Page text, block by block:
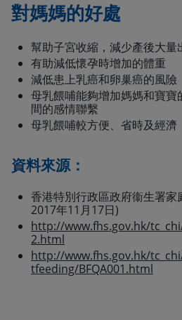
對媽媽的好處
幫助子宮收縮，減少產後大量
有助減低懷孕時增加的體重
減低患上乳癌和卵巢癌的風險
母乳餵哺能夠增加媽媽和寶寶
間的感情聯繫
母乳餵哺較方便、省時及經濟
資料來源：
香港特別行政區政府衞生署家
2017年11月17日)
http://www.fhs.gov.hk/
2.html
http://www.fhs.gov.hk/
tfeeding/BFQA001.html